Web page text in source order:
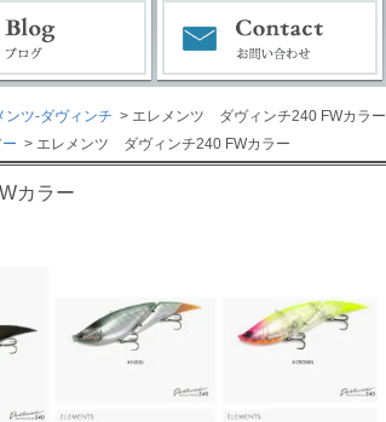
ンツ-ダヴィンチ > エレメンツ ダヴィンチ240 FWカラー
> エレメンツ ダヴィンチ240 FWカラー
カラー